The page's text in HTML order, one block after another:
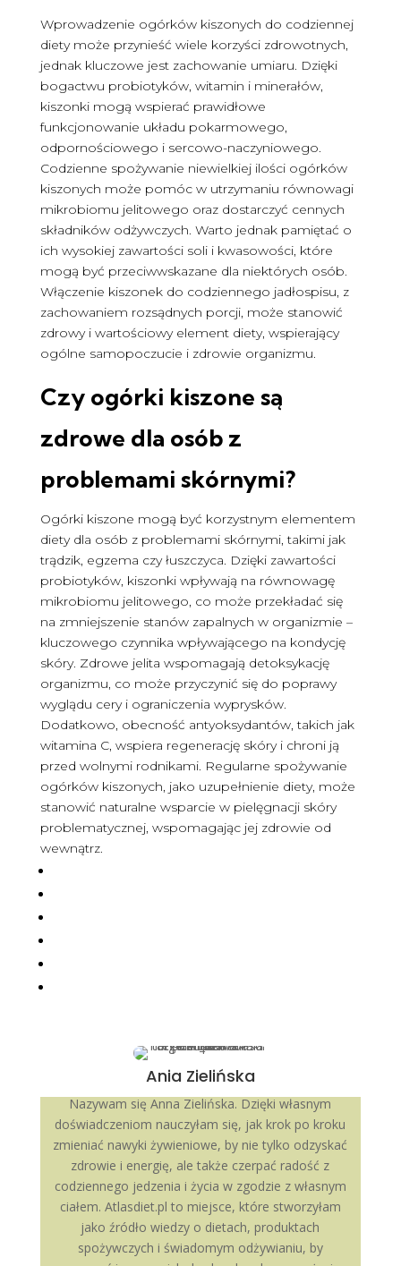
Wprowadzenie ogórków kiszonych do codziennej
diety może przynieść wiele korzyści zdrowotnych,
jednak kluczowe jest zachowanie umiaru. Dzięki
bogactwu probiotyków, witamin i minerałów,
kiszonki mogą wspierać prawidłowe
funkcjonowanie układu pokarmowego,
odpornościowego i sercowo-naczyniowego.
Codzienne spożywanie niewielkiej ilości ogórków
kiszonych może pomóc w utrzymaniu równowagi
mikrobiomu jelitowego oraz dostarczyć cennych
składników odżywczych. Warto jednak pamiętać o
ich wysokiej zawartości soli i kwasowości, które
mogą być przeciwwskazane dla niektórych osób.
Włączenie kiszonek do codziennego jadłospisu, z
zachowaniem rozsądnych porcji, może stanowić
zdrowy i wartościowy element diety, wspierający
ogólne samopoczucie i zdrowie organizmu.
Czy ogórki kiszone są
zdrowe dla osób z
problemami skórnymi?
Ogórki kiszone mogą być korzystnym elementem
diety dla osób z problemami skórnymi, takimi jak
trądzik, egzema czy łuszczyca. Dzięki zawartości
probiotyków, kiszonki wpływają na równowagę
mikrobiomu jelitowego, co może przekładać się
na zmniejszenie stanów zapalnych w organizmie –
kluczowego czynnika wpływającego na kondycję
skóry. Zdrowe jelita wspomagają detoksykację
organizmu, co może przyczynić się do poprawy
wyglądu cery i ograniczenia wyprysków.
Dodatkowo, obecność antyoksydantów, takich jak
witamina C, wspiera regenerację skóry i chroni ją
przed wolnymi rodnikami. Regularne spożywanie
ogórków kiszonych, jako uzupełnienie diety, może
stanowić naturalne wsparcie w pielęgnacji skóry
problematycznej, wspomagając jej zdrowie od
wewnątrz.
Ania Zielińska
Nazywam się Anna Zielińska. Dzięki własnym
doświadczeniom nauczyłam się, jak krok po kroku
zmieniać nawyki żywieniowe, by nie tylko odzyskać
zdrowie i energię, ale także czerpać radość z
codziennego jedzenia i życia w zgodzie z własnym
ciałem. Atlasdiet.pl to miejsce, które stworzyłam
jako źródło wiedzy o dietach, produktach
spożywczych i świadomym odżywianiu, by